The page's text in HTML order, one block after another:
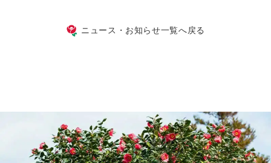
ニュース・お知らせ一覧へ戻る